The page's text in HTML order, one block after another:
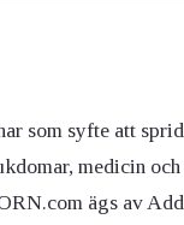
som syfte att
medicin
ägs av